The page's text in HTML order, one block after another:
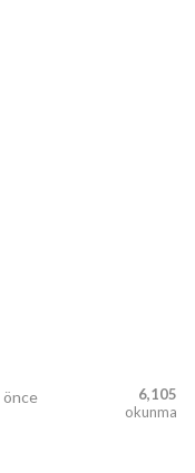
önce
6,105
okunma